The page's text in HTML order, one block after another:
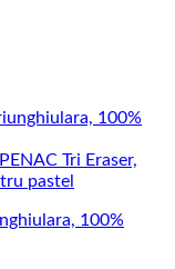
100%